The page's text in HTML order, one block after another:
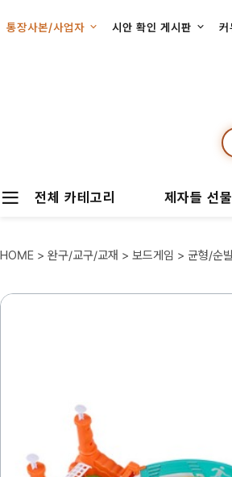
통장사본/사업자 시안 확인 게시판 커
전체 카테고리 제자들 선
HOME > 완구/교구/교재 > 보드게임 > 균형/순